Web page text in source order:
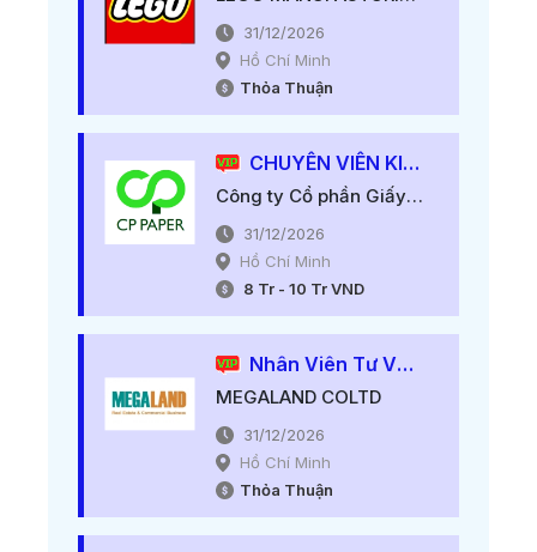
31/12/2026
Hồ Chí Minh
Thỏa Thuận
CHUYÊN VIÊN KINH DOANH (TIẾNG ANH & TIẾNG TRUNG)
Công ty Cổ phần Giấy CP
31/12/2026
Hồ Chí Minh
8 Tr - 10 TrVND
Nhân Viên Tư Vấn Giáo Dục
MEGALAND COLTD
31/12/2026
Hồ Chí Minh
Thỏa Thuận